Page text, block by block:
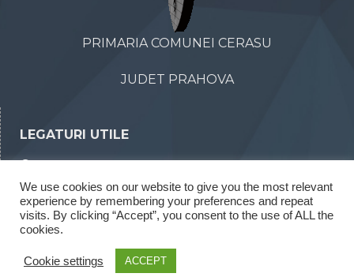
PRIMARIA COMUNEI CERASU
JUDET PRAHOVA
LEGATURI UTILE
Declaratii de interese
Rapoarte legea 52/2003
We use cookies on our website to give you the most relevant
experience by remembering your preferences and repeat
visits. By clicking “Accept”, you consent to the use of ALL the
cookies.
Cookie settings ACCEPT